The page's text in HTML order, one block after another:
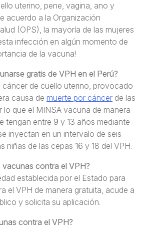
uterino, pene, vagina, ano y
acuerdo a la Organización
(OPS), la mayoría de las mujeres
infección en algún momento de
de la vacuna!
gratis de VPH en el Perú?
cáncer de cuello uterino, provocado
causa de muerte por cáncer de las
lo que el MINSA vacuna de manera
tengan entre 9 y 13 años mediante
inyectan en un intervalo de seis
niñas de las cepas 16 y 18 del VPH.
contra el VPH?
establecida por el Estado para
el VPH de manera gratuita, acude a
y solicita su aplicación.
contra el VPH?